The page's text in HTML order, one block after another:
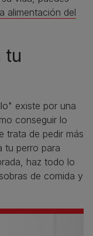
alimentación del
tu
existe por una
conseguir lo
trata de pedir más
tu perro para
haz todo lo
de comida y